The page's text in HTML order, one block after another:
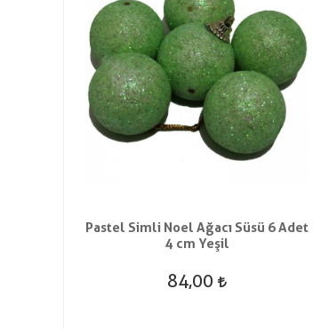
Pastel Simli Noel Ağacı Süsü 6 Adet
4 cm Yeşil
84,00